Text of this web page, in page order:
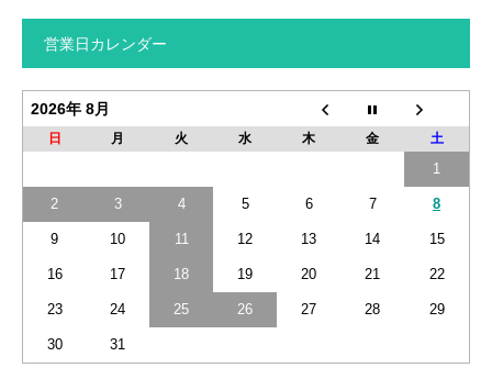
営業日カレンダー
2026年 8月
日 月 火 水 木 金 土
1
2 3 4 5 6 7 8
9 10 11 12 13 14 15
16 17 18 19 20 21 22
23 24 25 26 27 28 29
30 31